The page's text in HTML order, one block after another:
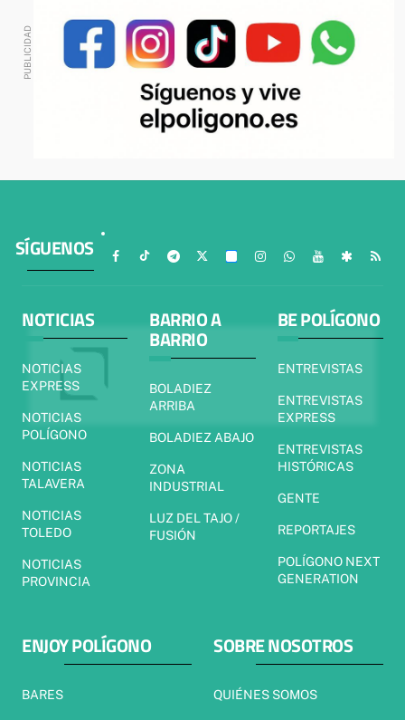
SÍGUENOS
NOTICIAS
NOTICIAS
EXPRESS
NOTICIAS
POLÍGONO
NOTICIAS
TALAVERA
NOTICIAS
TOLEDO
NOTICIAS
PROVINCIA
BARRIO A
BARRIO
BOLADIEZ
ARRIBA
BOLADIEZ ABAJO
ZONA
INDUSTRIAL
LUZ DEL TAJO /
FUSIÓN
BE POLÍGONO
ENTREVISTAS
ENTREVISTAS
EXPRESS
ENTREVISTAS
HISTÓRICAS
GENTE
REPORTAJES
POLÍGONO NEXT
GENERATION
ENJOY POLÍGONO
BARES
SOBRE NOSOTROS
QUIÉNES SOMOS